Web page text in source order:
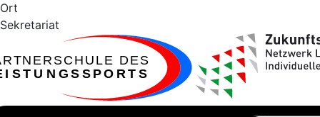
Ort
Sekretariat
ARTNERSCHULE DES
EISTUNGSSPORTS